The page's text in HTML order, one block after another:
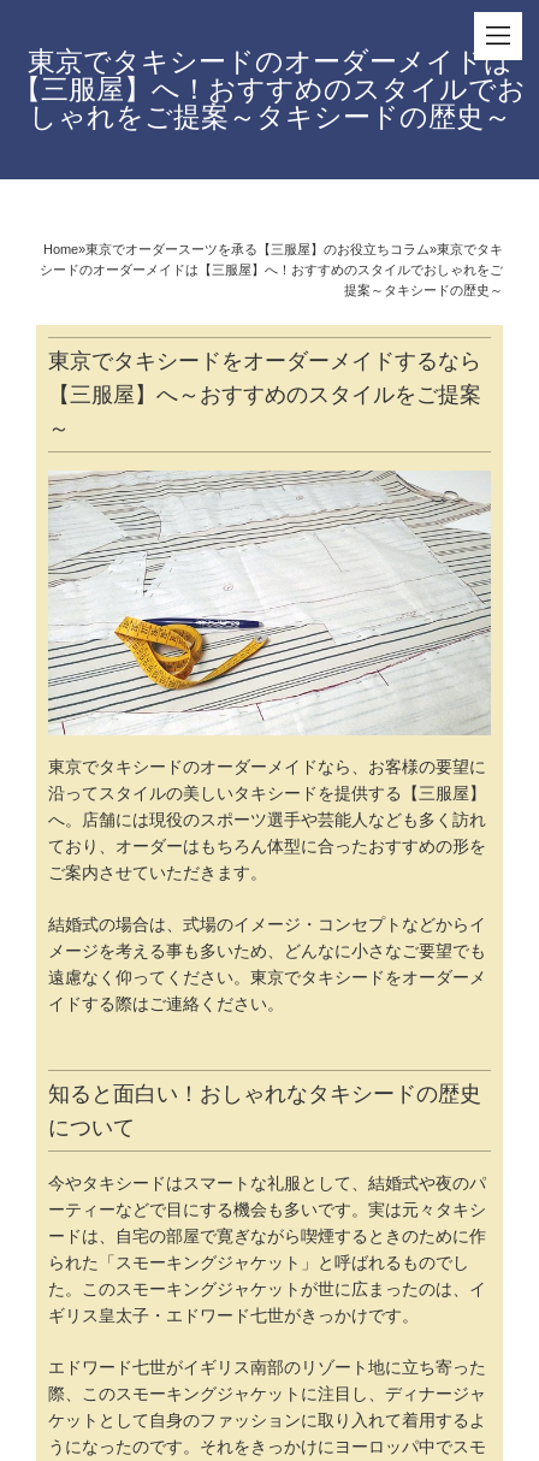
東京でタキシードのオーダーメイドは
【三服屋】へ！おすすめのスタイルでお
しゃれをご提案～タキシードの歴史～
Home»東京でオーダースーツを承る【三服屋】のお役立ちコラム»東京でタキ
シードのオーダーメイドは【三服屋】へ！おすすめのスタイルでおしゃれをご
提案～タキシードの歴史～
東京でタキシードをオーダーメイドするなら
【三服屋】へ～おすすめのスタイルをご提案
～
東京でタキシードのオーダーメイドなら、お客様の要望に
沿ってスタイルの美しいタキシードを提供する【三服屋】
へ。店舗には現役のスポーツ選手や芸能人なども多く訪れ
ており、オーダーはもちろん体型に合ったおすすめの形を
ご案内させていただきます。
結婚式の場合は、式場のイメージ・コンセプトなどからイ
メージを考える事も多いため、どんなに小さなご要望でも
遠慮なく仰ってください。東京でタキシードをオーダーメ
イドする際はご連絡ください。
知ると面白い！おしゃれなタキシードの歴史
について
今やタキシードはスマートな礼服として、結婚式や夜のパ
ーティーなどで目にする機会も多いです。実は元々タキシ
ードは、自宅の部屋で寛ぎながら喫煙するときのために作
られた「スモーキングジャケット」と呼ばれるものでし
た。このスモーキングジャケットが世に広まったのは、イ
ギリス皇太子・エドワード七世がきっかけです。
エドワード七世がイギリス南部のリゾート地に立ち寄った
際、このスモーキングジャケットに注目し、ディナージャ
ケットとして自身のファッションに取り入れて着用するよ
うになったのです。それをきっかけにヨーロッパ中でスモ